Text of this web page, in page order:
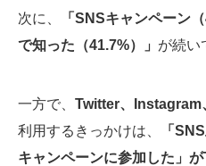
次に、
「SNSキャンペーン
で知った（41.7%）」 が続い
一方で、 Twitter、Instagram
利用するきっかけは、
「
キャンペーンに参加した」が